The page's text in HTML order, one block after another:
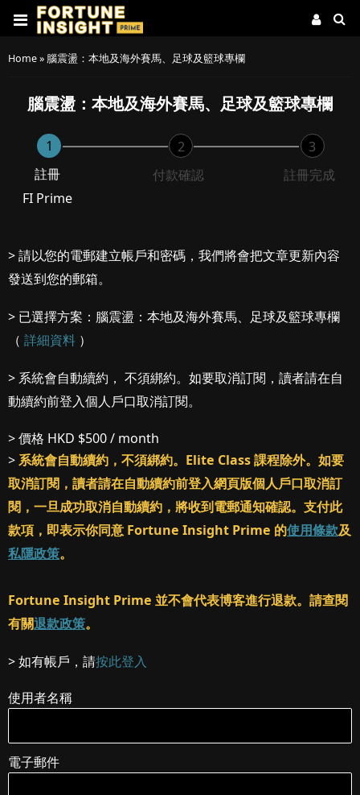
Home» 腦震盪：本地及海外賽馬、足球及籃球專欄
腦震盪：本地及海外賽馬、足球及籃球專欄
1
註冊
FI Prime
2
付款確認
3
註冊完成
> 請以您的電郵建立帳戶和密碼，我們將會把文章更新內容
發送到您的郵箱。
> 已選擇方案：腦震盪：本地及海外賽馬、足球及籃球專欄
（ 詳細資料 ）
> 系統會自動續約， 不須綁約。如要取消訂閱，讀者請在自
動續約前登入個人戶口取消訂閱。
> 價格 HKD $500 / month
>系統會自動續約，不須綁約。Elite Class 課程除外。如要
取消訂閱，讀者請在自動續約前登入網頁版個人戶口取消訂
閱，一旦成功取消自動續約，將收到電郵通知確認。支付此
款項，即表示你同意 Fortune Insight Prime 的使用條款及
私隱政策。
Fortune Insight Prime 並不會代表博客進行退款。請查閱
有關退款政策。
> 如有帳戶，請按此登入
使用者名稱
電子郵件